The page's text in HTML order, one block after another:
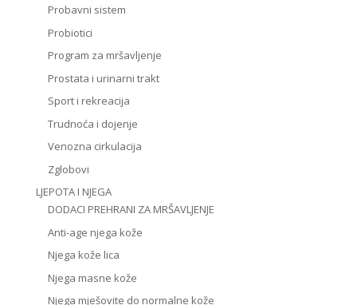
Probavni sistem
Probiotici
Program za mršavljenje
Prostata i urinarni trakt
Sport i rekreacija
Trudnoća i dojenje
Venozna cirkulacija
Zglobovi
LJEPOTA I NJEGA
DODACI PREHRANI ZA MRŠAVLJENJE
Anti-age njega kože
Njega kože lica
Njega masne kože
Njega mješovite do normalne kože